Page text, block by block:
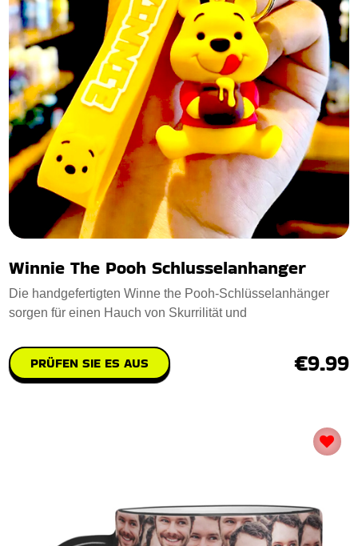
Winnie The Pooh Schlusselanhanger
Die handgefertigten Winne the Pooh-Schlüsselanhänger
sorgen für einen Hauch von Skurrilität und
PRÜFEN SIE ES AUS €9.99